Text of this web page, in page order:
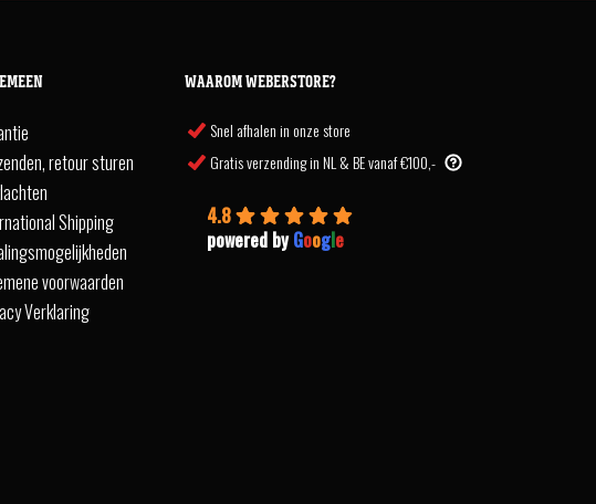
retour sturen
Shipping
voorwaarden
Verklaring
WAAROM WEBERSTORE?
Snel afhalen in onze store
Gratis verzending in NL & BE vanaf €100,-
4.8
powered byGoogle